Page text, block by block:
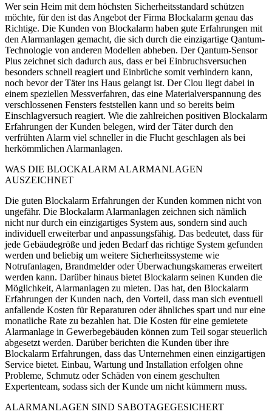
Wer sein Heim mit dem höchsten Sicherheitsstandard schützen
möchte, für den ist das Angebot der Firma Blockalarm genau das
Richtige. Die Kunden von Blockalarm haben gute Erfahrungen mit
den Alarmanlagen gemacht, die sich durch die einzigartige Qantum-
Technologie von anderen Modellen abheben. Der Qantum-Sensor
Plus zeichnet sich dadurch aus, dass er bei Einbruchsversuchen
besonders schnell reagiert und Einbrüche somit verhindern kann,
noch bevor der Täter ins Haus gelangt ist. Der Clou liegt dabei in
einem speziellen Messverfahren, das eine Materialverspannung des
verschlossenen Fensters feststellen kann und so bereits beim
Einschlagversuch reagiert. Wie die zahlreichen positiven Blockalarm
Erfahrungen der Kunden belegen, wird der Täter durch den
verfrühten Alarm viel schneller in die Flucht geschlagen als bei
herkömmlichen Alarmanlagen.
WAS DIE BLOCKALARM ALARMANLAGEN
AUSZEICHNET
Die guten Blockalarm Erfahrungen der Kunden kommen nicht von
ungefähr. Die Blockalarm Alarmanlagen zeichnen sich nämlich
nicht nur durch ein einzigartiges System aus, sondern sind auch
individuell erweiterbar und anpassungsfähig. Das bedeutet, dass für
jede Gebäudegröße und jeden Bedarf das richtige System gefunden
werden und beliebig um weitere Sicherheitssysteme wie
Notrufanlagen, Brandmelder oder Überwachungskameras erweitert
werden kann. Darüber hinaus bietet Blockalarm seinen Kunden die
Möglichkeit, Alarmanlagen zu mieten. Das hat, den Blockalarm
Erfahrungen der Kunden nach, den Vorteil, dass man sich eventuell
anfallende Kosten für Reparaturen oder ähnliches spart und nur eine
monatliche Rate zu bezahlen hat. Die Kosten für eine gemietete
Alarmanlage in Gewerbegebäuden können zum Teil sogar steuerlich
abgesetzt werden. Darüber berichten die Kunden über ihre
Blockalarm Erfahrungen, dass das Unternehmen einen einzigartigen
Service bietet. Einbau, Wartung und Installation erfolgen ohne
Probleme, Schmutz oder Schäden von einem geschulten
Expertenteam, sodass sich der Kunde um nicht kümmern muss.
ALARMANLAGEN SIND SABOTAGEGESICHERT